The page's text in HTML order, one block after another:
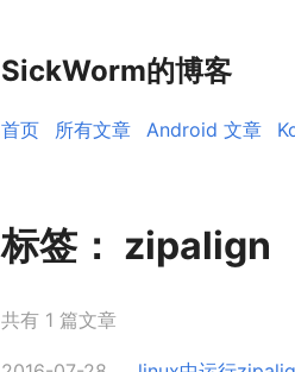
SickWorm的博客
首页 所有文章 Android 文章
标签： zipalign
共有 1 篇文章